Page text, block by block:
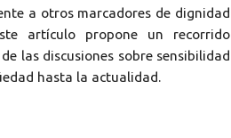
a otros marcadores de dignidad
artículo propone un recorrido
las discusiones sobre sensibilidad
hasta la actualidad.